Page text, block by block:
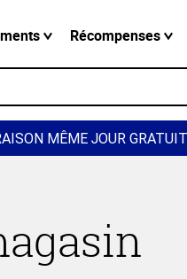
Récompenses
MÊME JOUR